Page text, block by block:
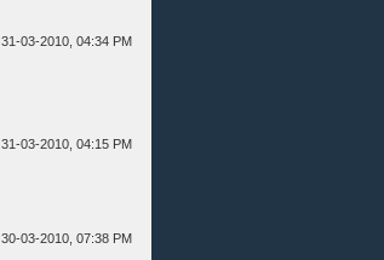
31-03-2010, 04:34 PM
31-03-2010, 04:15 PM
30-03-2010, 07:38 PM